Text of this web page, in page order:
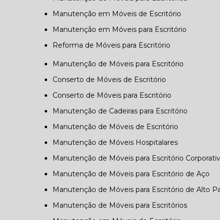
Manutenção em Móveis de Escritório
Manutenção em Móveis para Escritório
Reforma de Móveis para Escritório
Manutenção de Móveis para Escritório
Conserto de Móveis de Escritório
Conserto de Móveis para Escritório
Manutenção de Cadeiras para Escritório
Manutenção de Móveis de Escritório
Manutenção de Móveis Hospitalares
Manutenção de Móveis para Escritório
Manutenção de Móveis para Escritório de Aço
Manutenção de Móveis para Escritório de Alto
Manutenção de Móveis para Escritórios